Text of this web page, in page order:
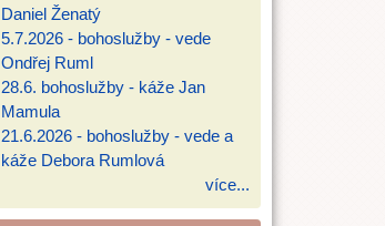
Daniel Ženatý
5.7.2026 - bohoslužby - vede
Ondřej Ruml
28.6. bohoslužby - káže Jan
Mamula
21.6.2026 - bohoslužby - vede a
káže Debora Rumlová
více...